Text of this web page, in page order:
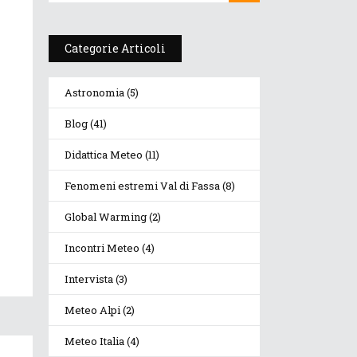
Categorie Articoli
Astronomia(5)
Blog(41)
Didattica Meteo (11)
Fenomeni estremi Val di Fassa(8)
Global Warming(2)
Incontri Meteo (4)
Intervista(3)
Meteo Alpi(2)
Meteo Italia(4)